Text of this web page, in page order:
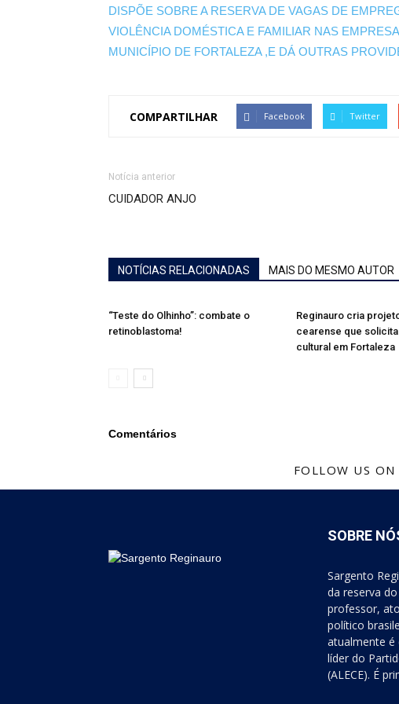
DISPÕE SOBRE A RESERVA DE VAGAS DE
VIOLÊNCIA DOMÉSTICA E FAMILIAR NAS
MUNICÍPIO DE FORTALEZA ,E DÁ OUTRAS
COMPARTILHAR Facebook Twitter
Notícia anterior
CUIDADOR ANJO
NOTÍCIAS RELACIONADAS MAIS DO MESMO AUTOR
“Teste do Olhinho”: combate o
retinoblastoma!
Reginauro cria
cearense que
cultural em Fortaleza
Comentários
FOLLOW US
SOBRE
Sargento
da reserva
professor,
político
atualmente é
líder do
(ALECE). É